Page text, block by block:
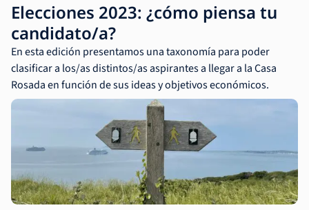
Elecciones 2023: ¿cómo piensa tu
candidato/a?
En esta edición presentamos una taxonomía para poder
clasificar a los/as distintos/as aspirantes a llegar a la Casa
Rosada en función de sus ideas y objetivos económicos.